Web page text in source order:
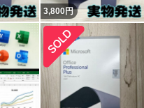
3,800円